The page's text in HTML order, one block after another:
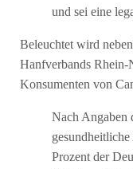
und sei eine
Beleuchtet wird
Hanfverbands
Konsumenten von
Nach Angaben
Prozent der